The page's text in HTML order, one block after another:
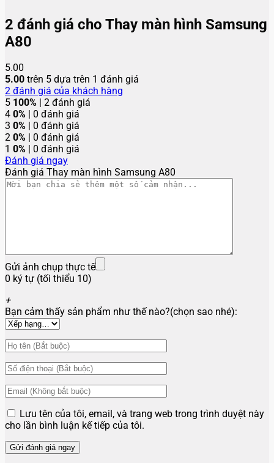
2 đánh giá cho Thay màn hình Samsung
A80
5.00
5.00 trên 5 dựa trên 1 đánh giá
2 đánh giá của khách hàng
5 100% | 2 đánh giá
4 0% | 0 đánh giá
3 0% | 0 đánh giá
2 0% | 0 đánh giá
1 0% | 0 đánh giá
Đánh giá ngay
Đánh giá Thay màn hình Samsung A80
Gửi ảnh chụp thực tế
0 ký tự (tối thiểu 10)
+
Bạn cảm thấy sản phẩm như thế nào?(chọn sao nhé):
Lưu tên của tôi, email, và trang web trong trình duyệt này
cho lần bình luận kế tiếp của tôi.